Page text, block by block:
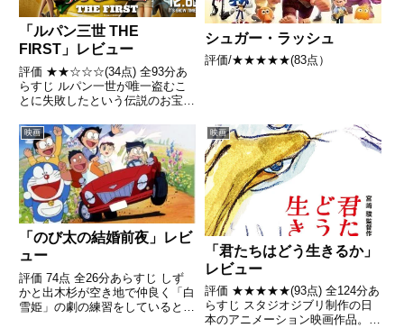
「ルパン三世 THE
FIRST」レビュー
評価 ★★☆☆☆(34点) 全93分あ
らすじ ルパン一世が唯一盗むこ
とに失敗したという伝説のお宝
ルパン一味の活躍を描く。引用-
Wikipedia
シュガー・ラッシュ
評価/★★★★★(83点）
映画
「のび太の結婚前夜」レビ
ュー
評価 74点 全26分あらすじ しず
かと出木杉が空き地で仲良く「白
雪姫」の劇の練習をしているとこ
映画
「君たちはどう生きるか」
レビュー
評価 ★★★★★(93点) 全124分あ
らすじ スタジオジブリ制作の日
本のアニメーション映画作品。監